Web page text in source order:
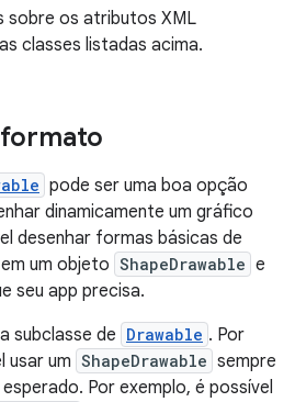
sobre os atributos XML
classes listadas acima.
pode ser uma boa opção
dinamicamente um gráfico
desenhar formas básicas de
um objeto ShapeDrawable e
seu app precisa.
subclasse de Drawable . Por
usar um ShapeDrawable sempre
Por exemplo, é possível